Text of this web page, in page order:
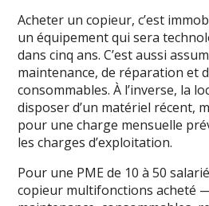
Acheter un copieur, c’est
un équipement qui sera
dans cinq ans. C’est aussi
maintenance, de réparation et
consommables. À l’inverse, la
disposer d’un matériel récent,
pour une charge mensuelle
les charges d’exploitation.
Pour une PME de 10 à 50
copieur multifonctions acheté